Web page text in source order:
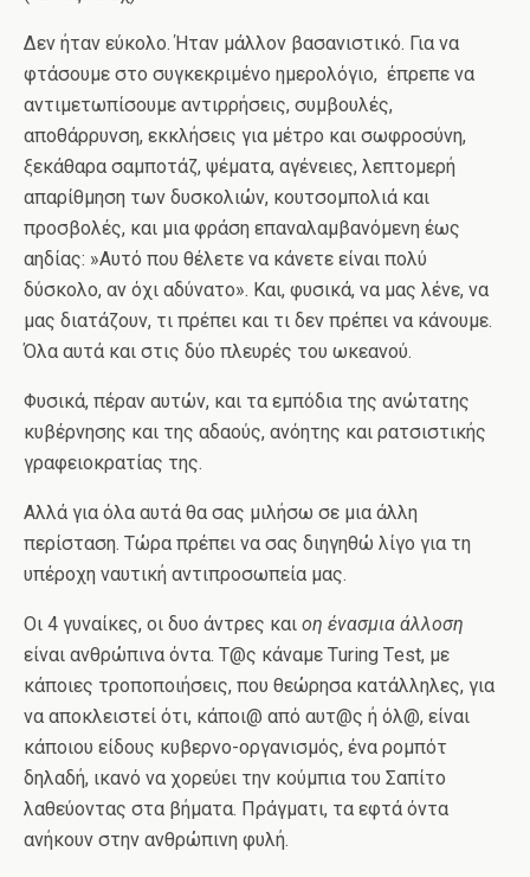
Δεν ήταν εύκολο. Ήταν μάλλον βασανιστικό. Για να
φτάσουμε στο συγκεκριμένο ημερολόγιο, έπρεπε να
αντιμετωπίσουμε αντιρρήσεις, συμβουλές,
αποθάρρυνση, εκκλήσεις για μέτρο και σωφροσύνη,
ξεκάθαρα σαμποτάζ, ψέματα, αγένειες, λεπτομερή
απαρίθμηση των δυσκολιών, κουτσομπολιά και
προσβολές, και μια φράση επαναλαμβανόμενη έως
αηδίας: »Αυτό που θέλετε να κάνετε είναι πολύ
δύσκολο, αν όχι αδύνατο». Και, φυσικά, να μας λένε, να
μας διατάζουν, τι πρέπει και τι δεν πρέπει να κάνουμε.
Όλα αυτά και στις δύο πλευρές του ωκεανού.
Φυσικά, πέραν αυτών, και τα εμπόδια της ανώτατης
κυβέρνησης και της αδαούς, ανόητης και ρατσιστικής
γραφειοκρατίας της.
Αλλά για όλα αυτά θα σας μιλήσω σε μια άλλη
περίσταση. Τώρα πρέπει να σας διηγηθώ λίγο για τη
υπέροχη ναυτική αντιπροσωπεία μας.
Οι 4 γυναίκες, οι δυο άντρες και οη ένασμια άλλοση
είναι ανθρώπινα όντα. Τ@ς κάναμε Τuring Τest, με
κάποιες τροποποιήσεις, που θεώρησα κατάλληλες, για
να αποκλειστεί ότι, κάποι@ από αυτ@ς ή όλ@, είναι
κάποιου είδους κυβερνο-οργανισμός, ένα ρομπότ
δηλαδή, ικανό να χορεύει την κούμπια του Σαπίτο
λαθεύοντας στα βήματα. Πράγματι, τα εφτά όντα
ανήκουν στην ανθρώπινη φυλή.